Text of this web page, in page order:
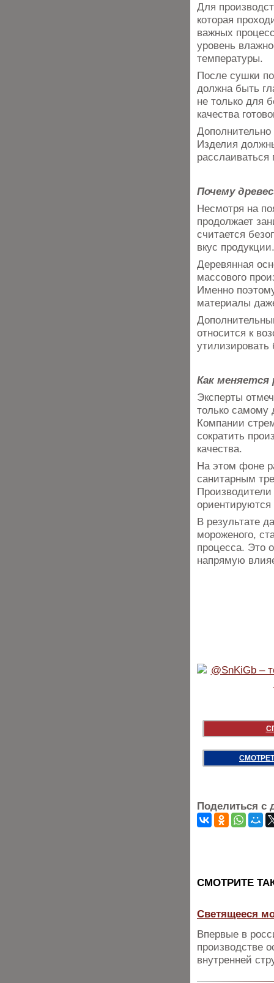
Для
которая
важных
уровень
температуры.
После сушки
должна быть
не только для
качества
Дополнительно
Изделия
расслаиваться
Почему
Несмотря на
продолжает
считается
вкус продукции.
Деревянная
массового
Именно
материалы
относится к
Как меняется
Эксперты
только самому
Компании
сократить
качества.
На этом фоне
санитарным
ориентируются
В результате
мороженого,
процесса. Это
напрямую
Поделиться с
CМОТРИТЕ
Светящееся
Впервые в
производстве
внутренней